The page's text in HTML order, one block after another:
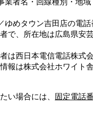
業者名・回線種別・地
ゆめタウン吉田店の電話
で、所在地は広島県安
は西日本電信電話株式
報は株式会社ホワイト
い場合には、 固定電話